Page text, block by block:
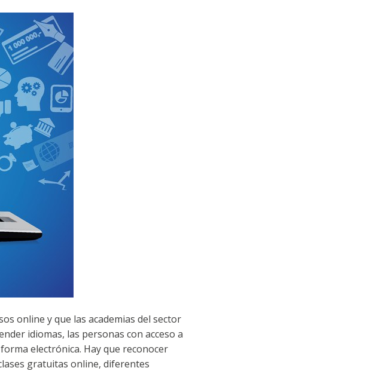
online y que las academias del sector
idiomas, las personas con acceso a
electrónica. Hay que reconocer
gratuitas online, diferentes